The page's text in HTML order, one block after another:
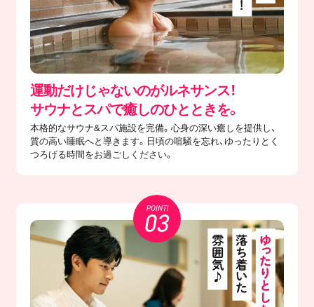
運動だけじゃないのがルネサンス！
サウナとスパで癒しのひとときを。
本格的なサウナ&スパ施設を完備。心身の深い癒しを提供し、
質の高い睡眠へと導きます。日頃の喧騒を忘れ、ゆったりとく
つろげる時間をお過ごしください。